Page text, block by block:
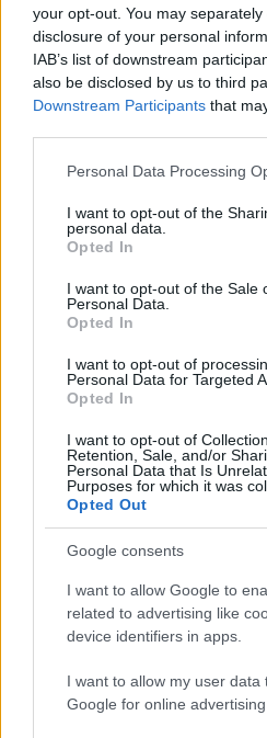
your opt-out. You may
disclosure of your personal
IAB’s list of downstream
also be disclosed by us to third
Downstream Participants that
Please note that this website/
not limited to your visit or usage
grant or deny consent to Google
use your data for below
consent section.
Personal Data Processing
I want to opt-out of the
personal data.
Opted In
I want to opt-out of the Sale
Personal Data.
Opted In
I want to opt-out of
Personal Data for Targeted
Opted In
I want to opt-out of
Retention, Sale, and/or
Personal Data that Is
Purposes for which it was
Opted Out
Google consents
I want to allow Google to
related to advertising like
device identifiers in apps.
I want to allow my user data
Google for online
kórházba került
A
Diogo Jota
szerződését”,…
rázta meg
Gyerekkorában olyan
szegény volt, hogy
egy sátorban…
Egy nő
kezdett,
Ez a nő rájött, hogyan
lehet kicselezni az…
„Lenézték
a
egy